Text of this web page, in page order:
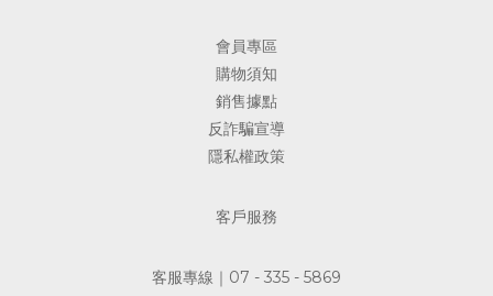
會員專區
購物須知
銷售據點
反詐騙宣導
隱私權政策
客戶服務
客服專線｜07 - 335 - 5869